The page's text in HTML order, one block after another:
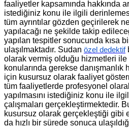
faaliyetler kapsamında hakkında
istediğiniz konu ile ilgili
tüm ayrıntılar gözden geçirilerek
yapılacağı ne şekilde takip
yapılan tespitler sonucunda kısa
ulaşılmaktadır. Sudan özel dedektif
olarak vermiş olduğu hizmetleri ile
konularında gerekse danışmanlık
için kusursuz olarak faaliyet
tüm faaliyetlerde profesyonel
yapılmasını istediğiniz konu ile
çalışmaları gerçekleştirmektedir.
kusursuz olarak gerçekleştiği gibi
da hızlı bir sürede sonuca